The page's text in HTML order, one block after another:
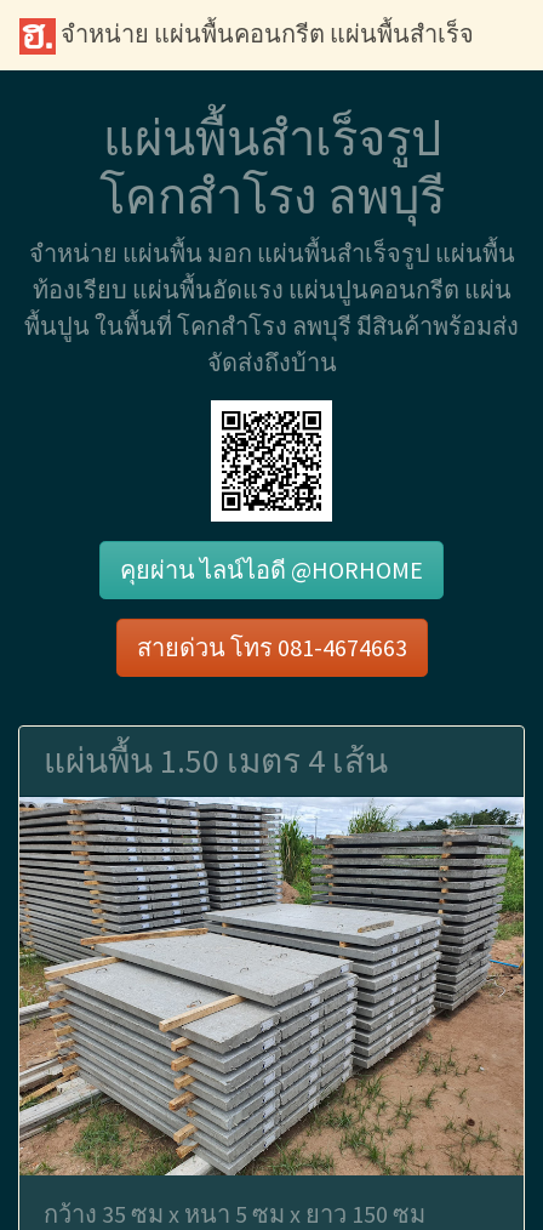
จำหน่าย แผ่นพื้นคอนกรีต แผ่นพื้นสำเร็จ
แผ่นพื้นสำเร็จรูป
โคกสำโรง ลพบุรี
จำหน่าย แผ่นพื้น มอก แผ่นพื้นสำเร็จรูป แผ่นพื้น
ท้องเรียบ แผ่นพื้นอัดแรง แผ่นปูนคอนกรีต แผ่น
พื้นปูน ในพื้นที่ โคกสำโรง ลพบุรี มีสินค้าพร้อมส่ง
จัดส่งถึงบ้าน
คุยผ่าน ไลน์ไอดี @HORHOME
สายด่วน โทร 081-4674663
แผ่นพื้น 1.50 เมตร 4 เส้น
กว้าง 35 ซม x หนา 5 ซม x ยาว 150 ซม